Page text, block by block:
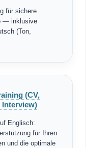
für sichere
— inklusive
(Ton,
(CV,
Interview)
Englisch:
für Ihren
und die optimale